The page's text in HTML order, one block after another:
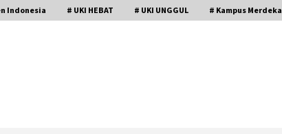
Indonesia # UKI HEBAT # UKI UNGGUL # Kampus Merdeka